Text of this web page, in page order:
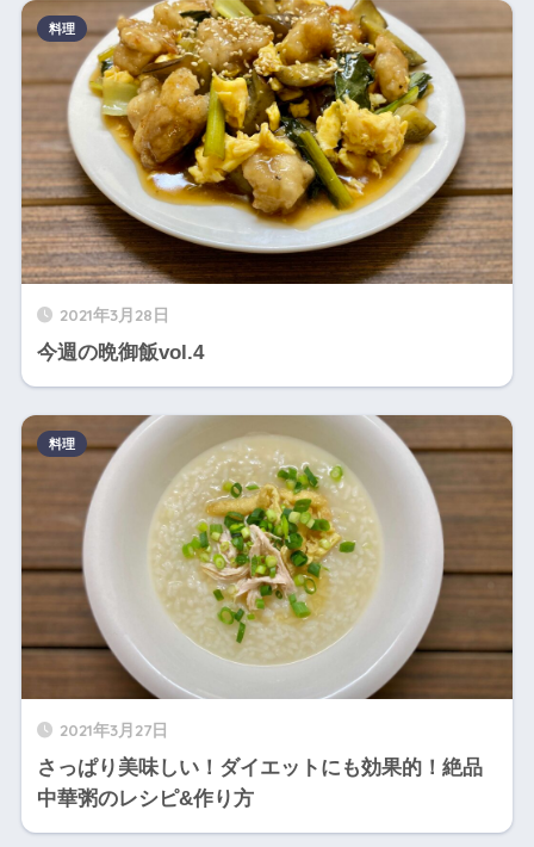
2021年3月28日
今週の晩御飯vol.4
料理
2021年3月27日
さっぱり美味しい！ダイエットにも効果的！絶品
中華粥のレシピ&作り方
料理